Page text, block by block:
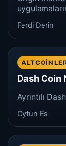
Ferdi Derin
ALTCOINLER
Dash Coin
Ayrıntılı
Oytun Es